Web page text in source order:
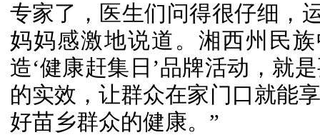
专家了，医生们问得很仔细，
妈妈感激地说道。 湘西州民
造‘健康赶集日’品牌活动，就
的实效，让群众在家门口就能
好苗乡群众的健康。”